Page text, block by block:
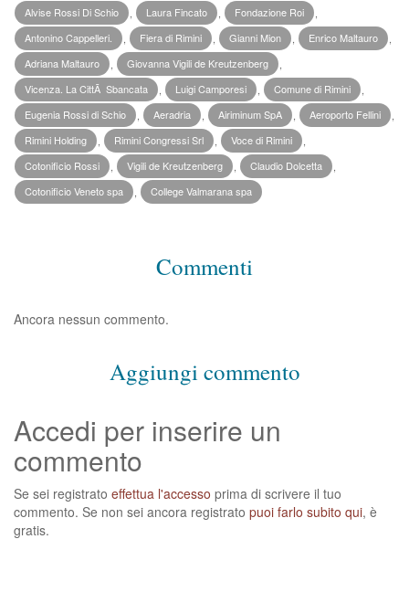
Alvise Rossi Di Schio Laura Fincato Fondazione Roi
Antonino Cappelleri.
Fiera di Rimini Gianni Mion Enrico Maltauro
Adriana Maltauro
Giovanna Vigili de Kreutzenberg
Vicenza. La CittÃ Sbancata
Luigi Camporesi Comune di Rimini
Eugenia Rossi di Schio
Aeradria Airiminum SpA Aeroporto Fellini
Rimini Holding
Rimini Congressi Srl Voce di Rimini
Cotonificio Rossi
Vigili de Kreutzenberg Claudio Dolcetta
Cotonificio Veneto spa
College Valmarana spa
Commenti
Ancora nessun commento.
Aggiungi commento
Accedi per inserire un
commento
Se sei registrato effettua l'accesso prima di scrivere il tuo
commento. Se non sei ancora registrato puoi farlo subito qui, è
gratis.